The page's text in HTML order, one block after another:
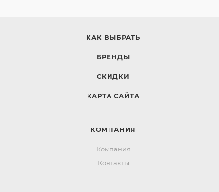
КАК ВЫБРАТЬ
БРЕНДЫ
СКИДКИ
КАРТА САЙТА
КОМПАНИЯ
Компания
Контакты